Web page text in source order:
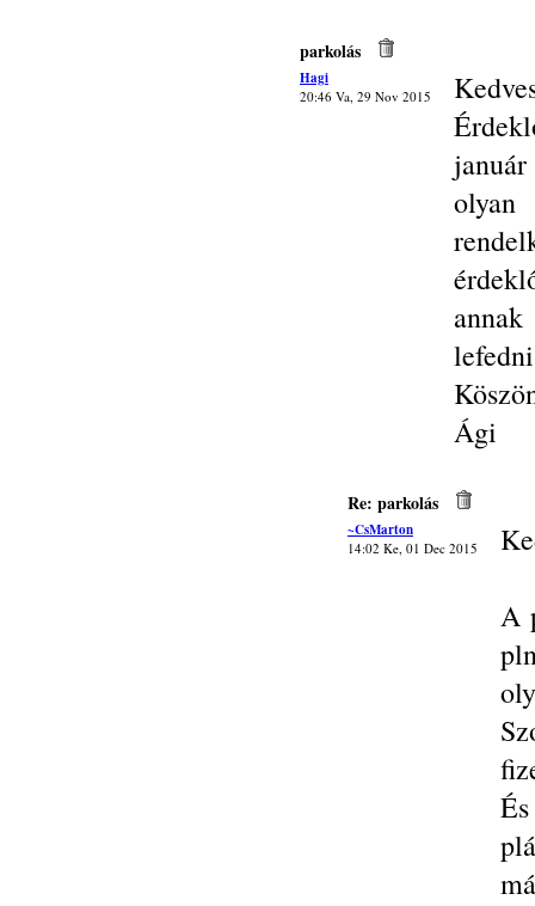
parkolás
Hagi
20:46 Va, 29 Nov 2015
Ági
Re: parkolás
~CsMarton
14:02 Ke, 01 Dec 2015
A